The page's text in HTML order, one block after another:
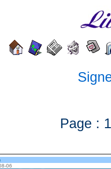
Page :
06